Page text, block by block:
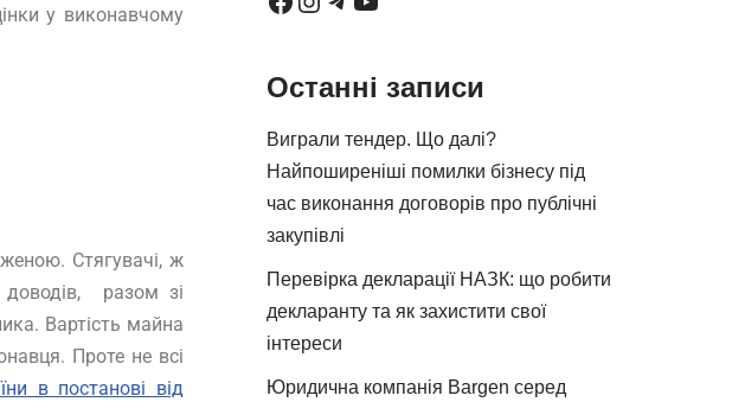
у виконавчому
Стягувачі, ж
разом зі
Вартість майна
Проте не всі
в постанові від
Останні записи
Виграли тендер. Що далі?
Найпоширеніші помилки бізнесу під
час виконання договорів про публічні
закупівлі
Перевірка декларації НАЗК: що робити
декларанту та як захистити свої
інтереси
Юридична компанія Bargen серед